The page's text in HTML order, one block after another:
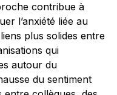
contribue à
l’anxiété liée au
plus solides entre
qui
autour du
du sentiment